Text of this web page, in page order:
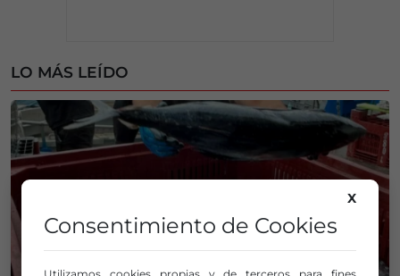
LO MÁS LEÍDO
X
Consentimiento de Cookies